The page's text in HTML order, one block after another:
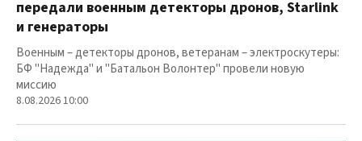
передали военным детекторы дронов, Starlink
и генераторы
Военным – детекторы дронов, ветеранам – электроскутеры:
БФ "Надежда" и "Батальон Волонтер" провели новую
миссию
8.08.2026 10:00